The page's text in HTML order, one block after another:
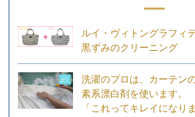
ルイ・ヴィトングラフィ
黒ずみのクリーニング
洗濯のプロは、カーテン
素系漂白剤を使います。
「これってキレイになり